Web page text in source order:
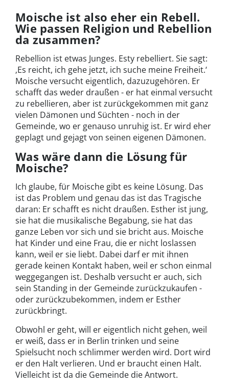
Moische ist also eher ein Rebell.
Wie passen Religion und Rebellion
da zusammen?
Rebellion ist etwas Junges. Esty rebelliert. Sie sagt:
‚Es reicht, ich gehe jetzt, ich suche meine Freiheit.‘
Moische versucht eigentlich, dazuzugehören. Er
schafft das weder draußen - er hat einmal versucht
zu rebellieren, aber ist zurückgekommen mit ganz
vielen Dämonen und Süchten - noch in der
Gemeinde, wo er genauso unruhig ist. Er wird eher
geplagt und gejagt von seinen eigenen Dämonen.
Was wäre dann die Lösung für
Moische?
Ich glaube, für Moische gibt es keine Lösung. Das
ist das Problem und genau das ist das Tragische
daran: Er schafft es nicht draußen. Esther ist jung,
sie hat die musikalische Begabung, sie hat das
ganze Leben vor sich und sie bricht aus. Moische
hat Kinder und eine Frau, die er nicht loslassen
kann, weil er sie liebt. Dabei darf er mit ihnen
gerade keinen Kontakt haben, weil er schon einmal
weggegangen ist. Deshalb versucht er auch, sich
sein Standing in der Gemeinde zurückzukaufen -
oder zurückzubekommen, indem er Esther
zurückbringt.
Obwohl er geht, will er eigentlich nicht gehen, weil
er weiß, dass er in Berlin trinken und seine
Spielsucht noch schlimmer werden wird. Dort wird
er den Halt verlieren. Und er braucht einen Halt.
Vielleicht ist da die Gemeinde die Antwort.